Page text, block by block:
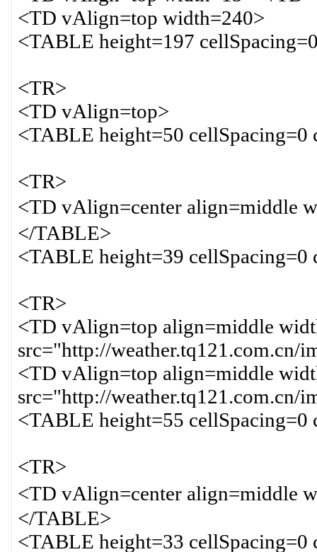
<TD vAlign=top width=240>
<TABLE height=197
<TR>
<TD vAlign=top>
<TABLE height=50
<TR>
<TD vAlign=center align=middle
</TABLE>
<TABLE height=39
<TR>
<TD vAlign=top align=middle
src="http://weather.tq121.com.cn/
<TD vAlign=top align=middle
src="http://
<TABLE height=55
<TR>
<TD vAlign=center
</TABLE>
<TABLE height=33